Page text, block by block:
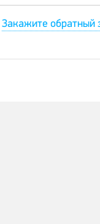
Закажите обратный